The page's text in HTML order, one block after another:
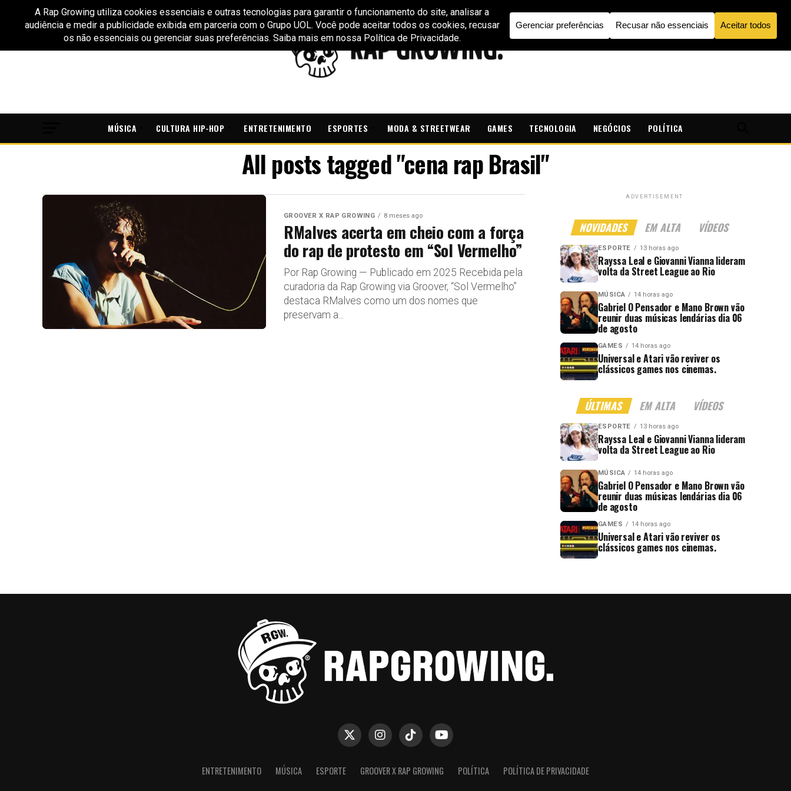
MÚSICA CULTURA HIP-HOP ENTRETENIMENTO ESPORTES MODA & STREETWEAR GAMES TECNOLOGIA NEGÓCIOS POLÍTICA
All posts tagged "cena rap Brasil"
GROOVER X RAP GROWING 8 meses ago
RMalves acerta em cheio com a força
do rap de protesto em “Sol Vermelho”
Por Rap Growing — Publicado em 2025 Recebida pela
curadoria da Rap Growing via Groover, “Sol Vermelho”
destaca RMalves como um dos nomes que
preservam a...
ADVERTISEMENT
NOVIDADES EM ALTA VÍDEOS
ESPORTE 13 horas ago
Rayssa Leal e Giovanni Vianna lideram
volta da Street League ao Rio
MÚSICA 14 horas ago
Gabriel O Pensador e Mano Brown vão
reunir duas músicas lendárias dia 06
de agosto
GAMES 14 horas ago
Universal e Atari vão reviver os
clássicos games nos cinemas.
ÚLTIMAS EM ALTA VÍDEOS
ESPORTE 13 horas ago
Rayssa Leal e Giovanni Vianna lideram
volta da Street League ao Rio
MÚSICA 14 horas ago
Gabriel O Pensador e Mano Brown vão
reunir duas músicas lendárias dia 06
de agosto
GAMES 14 horas ago
Universal e Atari vão reviver os
clássicos games nos cinemas.
ENTRETENIMENTO MÚSICA ESPORTE GROOVER X RAP GROWING POLÍTICA POLÍTICA DE PRIVACIDADE